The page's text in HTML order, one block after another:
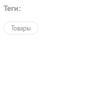
Теги:
Товары